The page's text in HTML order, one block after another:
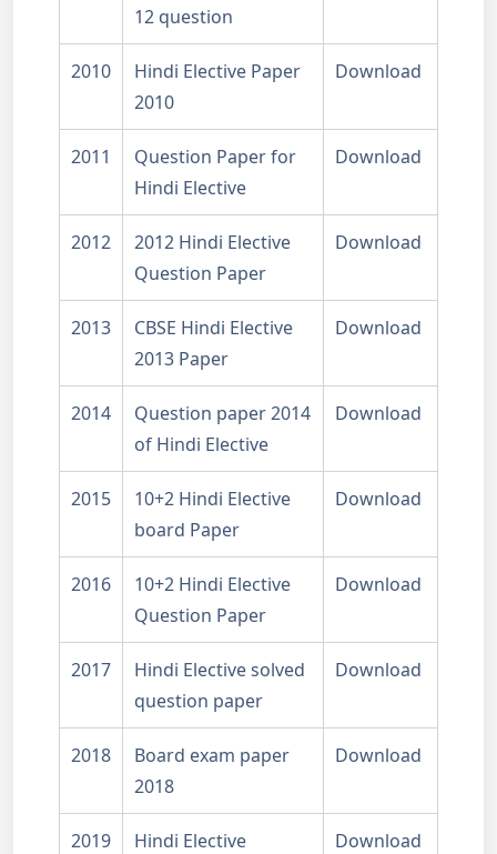
12 question
2010
Hindi Elective Paper
2010
Download
2011
Question Paper for
Hindi Elective
Download
2012
2012 Hindi Elective
Question Paper
Download
2013
CBSE Hindi Elective
2013 Paper
Download
2014
Question paper 2014
of Hindi Elective
Download
2015
10+2 Hindi Elective
board Paper
Download
2016
10+2 Hindi Elective
Question Paper
Download
2017
Hindi Elective solved
question paper
Download
2018
Board exam paper
2018
Download
2019
Hindi Elective
Download